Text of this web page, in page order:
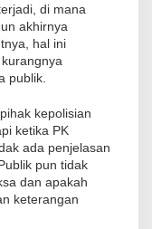
di mana
akhirnya
hal ini
publik.
kepolisian
ketika PK
ada penjelasan
pun tidak
dan apakah
keterangan